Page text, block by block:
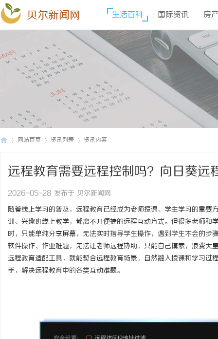
贝尔新闻网 生活百科 国际资讯 房
网站首页 资讯列表 资讯内容
远程教育需要远程控制吗？向日葵远
2026-05-28 发布于 贝尔新闻网
随着线上学习的普及，远程教育已经成为老师授课、学生学习的重
训、兴趣班线上教学，都离不开便捷的远程互动方式。但很多老师和
时，只能单纯分享屏幕，无法实时指导学生操作，遇到学生不会的
软件操作、作业难题，无法让老师远程协助，只能自己摸索，浪费大
远程教育适配工具，就能契合远程教育场景，自然融入授课和学习
手，解决远程教育中的各类互动难题。